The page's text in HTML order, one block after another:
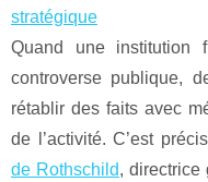
stratégique
Quand une institution
controverse publique,
rétablir des faits avec
de l’activité. C’est
de Rothschild, directrice